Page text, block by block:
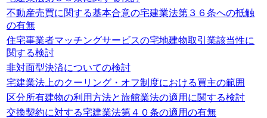
不動産売買に関する基本合意の宅建業法第３６条への抵触
の有無
住宅事業者マッチングサービスの宅地建物取引業該当性に
関する検討
非対面型決済についての検討
宅建業法上のクーリング・オフ制度における買主の範囲
区分所有建物の利用方法と旅館業法の適用に関する検討
交換契約に対する宅建業法第４０条の適用の有無